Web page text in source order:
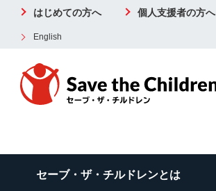
はじめての方へ 個人支援者の方へ
English
セーブ・ザ・チルドレンとは